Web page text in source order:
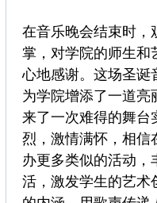
在音乐晚会结束时，
掌，对学院的师生和
心地感谢。这场圣诞
为学院增添了一道亮
来了一次难得的舞台
烈，激情满怀，相信
办更多类似的活动，
活，激发学生的艺术